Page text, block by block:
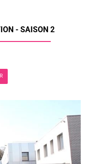
- SAISON 2